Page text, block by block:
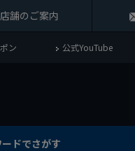
店舗のご案内
ン 公式YouTube
ドでさがす